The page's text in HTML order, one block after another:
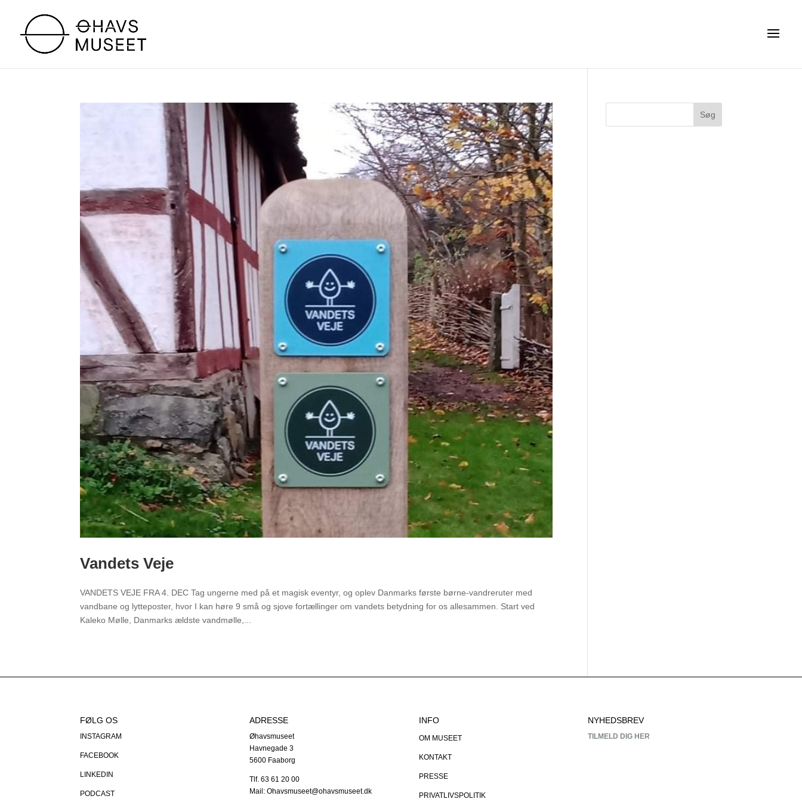
Vandets Veje
VANDETS VEJE FRA 4. DEC Tag ungerne med på et magisk eventyr, og oplev Danmarks første børne-vandreruter med
vandbane og lytteposter, hvor I kan høre 9 små og sjove fortællinger om vandets betydning for os allesammen. Start ved
Kaleko Mølle, Danmarks ældste vandmølle,...
FØLG OS
INSTAGRAM
FACEBOOK
LINKEDIN
PODCAST
ADRESSE
Øhavsmuseet
Havnegade 3
5600 Faaborg
Tlf. 63 61 20 00
Mail: Ohavsmuseet@ohavsmuseet.dk
INFO
OM MUSEET
KONTAKT
PRESSE
PRIVATLIVSPOLITIK
NYHEDSBREV
TILMELD DIG HER